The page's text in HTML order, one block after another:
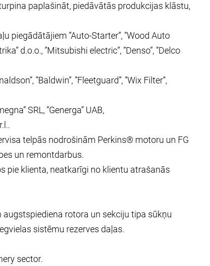
paplašināt, piedāvātās produkcijas klāstu,
piegādātājiem ”Auto-Starter”, ”Wood Auto
d.o.o., ”Mitsubishi electric”, ”Denso”, ”Delco
”Baldwin”, ”Fleetguard”, ”Wix Filter”,
SRL, ”Generga” UAB,
telpās nodrošinām Perkins® motoru un FG
un remontdarbus.
pie klienta, neatkarīgi no klientu atrašanās
rotora un sekciju tipa sūkņu
sistēmu rezerves daļas.
sector.